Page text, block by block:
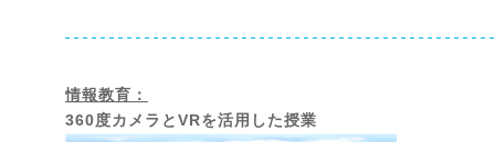
情報教育：
360度カメラとVRを活用した授業